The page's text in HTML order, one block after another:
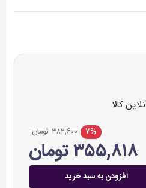
کالا
۳۸۲,۶۰۰ تومان ۷%
۳۵۵,۸۱۸ تومان
افزودن به سبد خرید